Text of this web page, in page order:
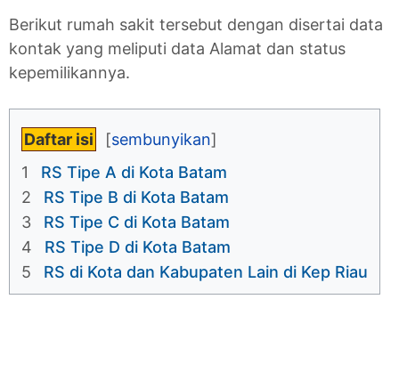
Berikut rumah sakit tersebut dengan disertai data
kontak yang meliputi data Alamat dan status
kepemilikannya.
Daftar isi
1
RS Tipe A di Kota Batam
2
RS Tipe B di Kota Batam
3
RS Tipe C di Kota Batam
4
RS Tipe D di Kota Batam
5
RS di Kota dan Kabupaten Lain di Kep Riau